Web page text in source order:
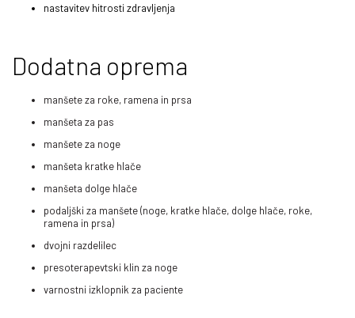
nastavitev hitrosti zdravljenja
Dodatna oprema
manšete za roke, ramena in prsa
manšeta za pas
manšete za noge
manšeta kratke hlače
manšeta dolge hlače
podaljški za manšete (noge, kratke hlače, dolge hlače, roke,
ramena in prsa)
dvojni razdelilec
presoterapevtski klin za noge
varnostni izklopnik za paciente